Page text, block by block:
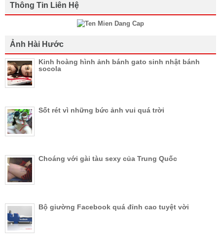
Thông Tin Liên Hệ
Ảnh Hài Hước
Kinh hoàng hình ảnh bánh gato sinh nhật bánh
socola
Sốt rét vì những bức ảnh vui quá trời
Choáng với gài tàu sexy của Trung Quốc
Bộ giường Facebook quá đỉnh cao tuyệt vời